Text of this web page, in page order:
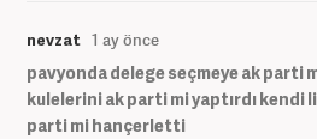
nevzat 1 ay önce
pavyonda delege seçmeye ak parti
kulelerini ak parti mi yaptırdı kendi
parti mi hançerletti